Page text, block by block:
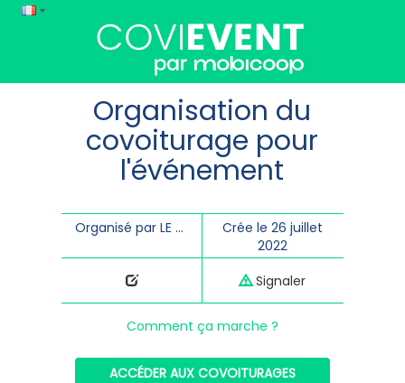
Organisation du
covoiturage pour
l'événement
Organisé par LE DAMIER
Crée le 26 juillet
2022
Signaler
Comment ça marche ?
ACCÉDER AUX COVOITURAGES